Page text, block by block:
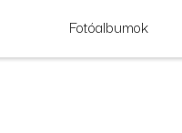
Fotóalbumok